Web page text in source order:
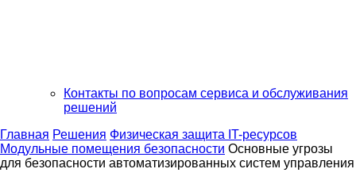
Контакты по вопросам сервиса и обслуживания
решений
Главная Решения Физическая защита IT-ресурсов
Модульные помещения безопасности Основные угрозы
для безопасности автоматизированных систем управления